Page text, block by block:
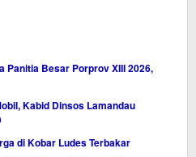
Panitia Besar Porprov XIII 2026,
Kabid Dinsos Lamandau
di Kobar Ludes Terbakar